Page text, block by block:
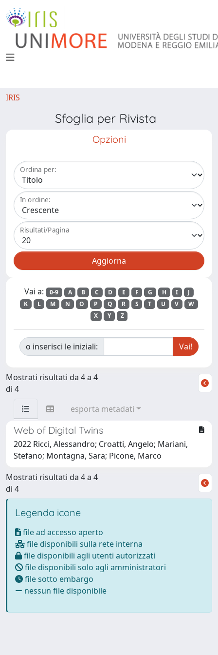
IRIS
Sfoglia per Rivista
Opzioni
Ordina per:
In ordine:
Risultati/Pagina
Vai a: 0-9 A B C D E F G H I
J
K
L M N O P Q R S T U V
W
X
Y Z
o inserisci le iniziali:
Mostrati risultati da 4 a 4
di 4
esporta metadati
Web of Digital Twins
2022 Ricci, Alessandro; Croatti, Angelo; Mariani,
Stefano; Montagna, Sara; Picone, Marco
Mostrati risultati da 4 a 4
di 4
Legenda icone
file ad accesso aperto
file disponibili sulla rete interna
file disponibili agli utenti autorizzati
file disponibili solo agli amministratori
file sotto embargo
nessun file disponibile